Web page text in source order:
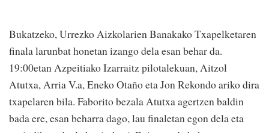
Bukatzeko, Urrezko Aizkolarien Banakako Txapelketaren
finala larunbat honetan izango dela esan behar da.
19:00etan Azpeitiako Izarraitz pilotalekuan, Aitzol
Atutxa, Arria V.a, Eneko Otaño eta Jon Rekondo ariko dira
txapelaren bila. Faborito bezala Atutxa agertzen baldin
bada ere, esan beharra dago, lau finaletan egon dela eta